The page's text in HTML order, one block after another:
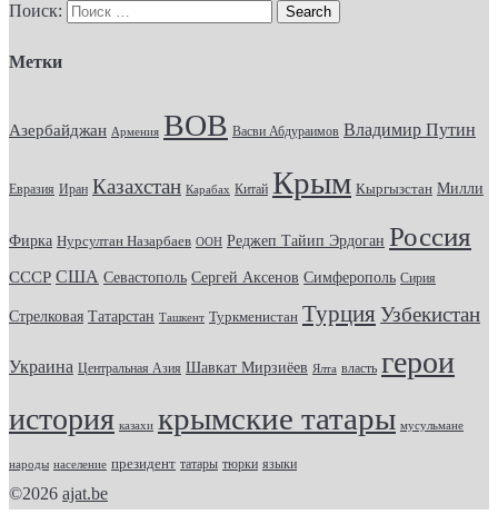
Поиск:
Метки
Азербайджан Армения ВОВ Васви Абдураимов Владимир Путин
Евразия Иран Казахстан Карабах Китай Крым Кыргызстан Милли
Фирка Нурсултан Назарбаев ООН Реджеп Тайип Эрдоган Россия
СССР США Севастополь Сергей Аксенов Симферополь Сирия
Стрелковая Татарстан Ташкент Туркменистан Турция Узбекистан
Украина Центральная Азия Шавкат Мирзиёев Ялта власть герои
история казахи крымские татары мусульмане
народы население президент татары тюрки языки
©2026 ajat.be